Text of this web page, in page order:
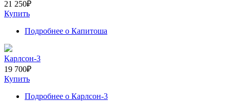
21 250₽
Купить
Подробнее о Капитоша
Карлсон-3
19 700₽
Купить
Подробнее о Карлсон-3